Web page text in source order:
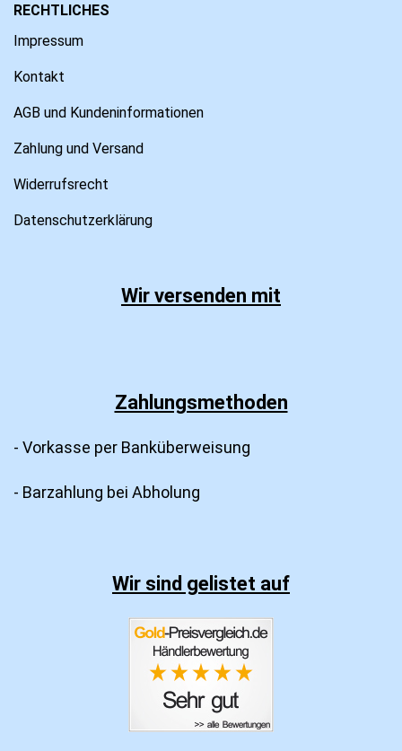
RECHTLICHES
Impressum
Kontakt
AGB und Kundeninformationen
Zahlung und Versand
Widerrufsrecht
Datenschutzerklärung
Wir versenden mit
Zahlungsmethoden
- Vorkasse per Banküberweisung
- Barzahlung bei Abholung
Wir sind gelistet auf